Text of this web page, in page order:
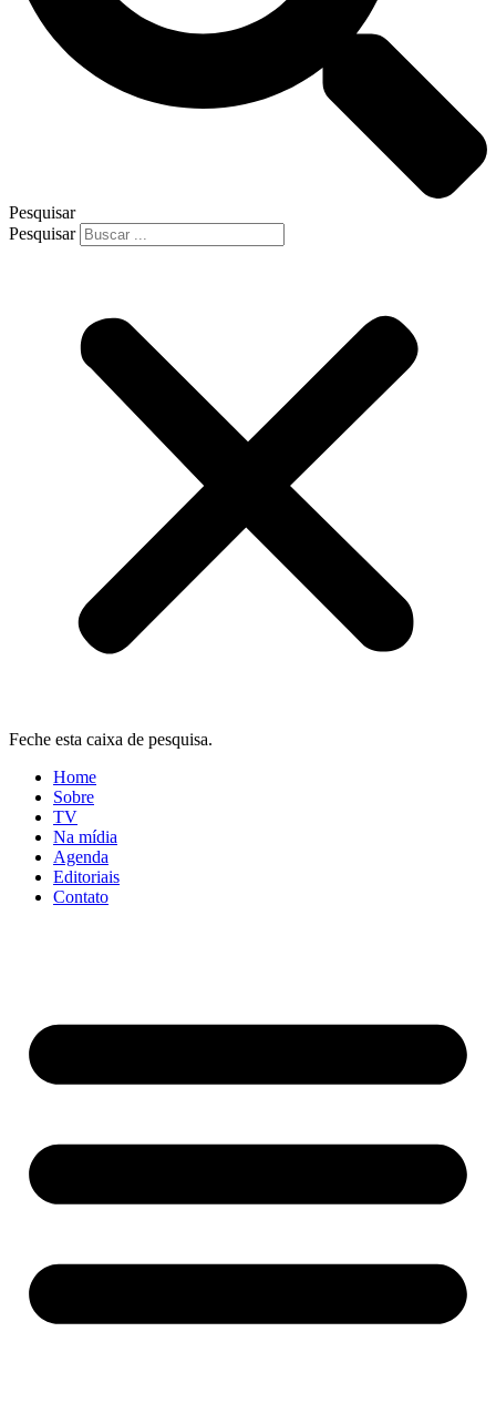
Pesquisar
Pesquisar
Feche esta caixa de pesquisa.
Home
Sobre
TV
Na mídia
Agenda
Editoriais
Contato